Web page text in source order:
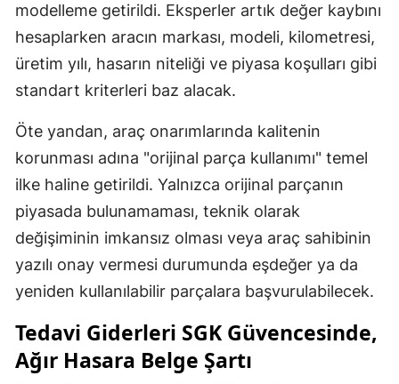
modelleme getirildi. Eksperler artık değer kaybını
hesaplarken aracın markası, modeli, kilometresi,
üretim yılı, hasarın niteliği ve piyasa koşulları gibi
standart kriterleri baz alacak.
Öte yandan, araç onarımlarında kalitenin
korunması adına "orijinal parça kullanımı" temel
ilke haline getirildi. Yalnızca orijinal parçanın
piyasada bulunamaması, teknik olarak
değişiminin imkansız olması veya araç sahibinin
yazılı onay vermesi durumunda eşdeğer ya da
yeniden kullanılabilir parçalara başvurulabilecek.
Tedavi Giderleri SGK Güvencesinde,
Ağır Hasara Belge Şartı